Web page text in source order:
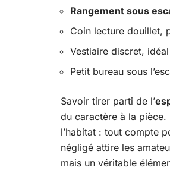
Rangement sous
Coin lecture douillet,
Vestiaire discret,
Petit bureau sous
Savoir tirer parti de l’
du caractère à la
l’habitat : tout compte
négligé attire les
mais un véritable